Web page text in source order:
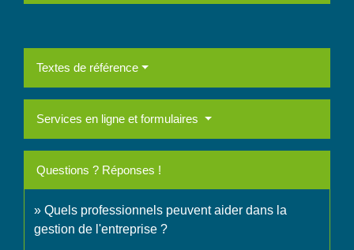
Textes de référence
Services en ligne et formulaires
Questions ? Réponses !
Quels professionnels peuvent aider dans la
gestion de l'entreprise ?